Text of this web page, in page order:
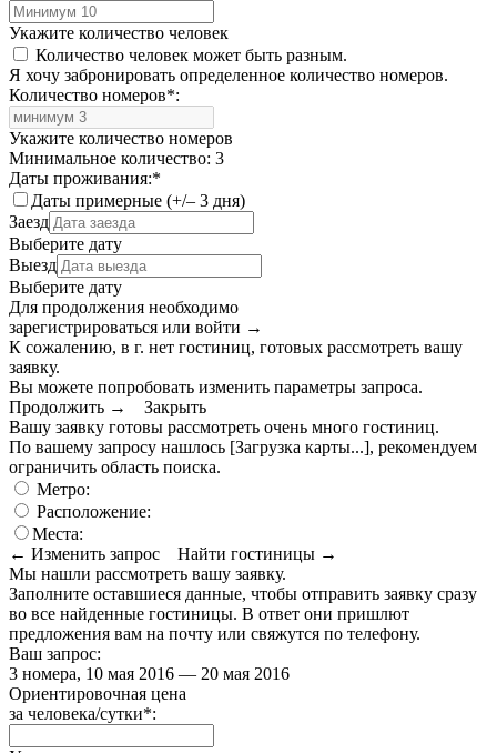
Укажите количество человек
Количество человек может быть разным.
Я хочу забронировать определенное количество номеров.
Количество номеров*:
Укажите количество номеров
Минимальное количество: 3
Даты проживания:*
Даты примерные (+/– 3 дня)
Заезд
Выберите дату
Выезд
Выберите дату
Для продолжения необходимо
зарегистрироваться или войти →
К сожалению, в г. нет гостиниц, готовых рассмотреть вашу
заявку.
Вы можете попробовать изменить параметры запроса.
Продолжить →
Закрыть
Вашу заявку готовы рассмотреть очень много гостиниц.
По вашему запросу нашлось [Загрузка карты...], рекомендуем
ограничить область поиска.
Метро:
Расположение:
Места:
← Изменить запрос
Найти гостиницы →
Мы нашли рассмотреть вашу заявку.
Заполните оставшиеся данные, чтобы отправить заявку сразу
во все найденные гостиницы. В ответ они пришлют
предложения вам на почту или свяжутся по телефону.
Ваш запрос:
3 номера, 10 мая 2016 — 20 мая 2016
Ориентировочная цена
за человека/сутки*: